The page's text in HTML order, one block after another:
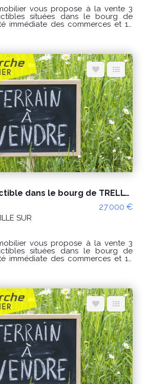
vous propose à la vente 3
situées dans le bourg de
immédiate des commerces et 10
charge vendeur. - Référence
exposé sont disponibles sur le
» Pour visiter,
DELAMARCHE immobilier de
au 02 33 46 96 79.
Terrain constructible dans le bourg de TRELLY lot 3
27 000 €
SUR
vous propose à la vente 3
situées dans le bourg de
immédiate des commerces et 10
vendeur. - Référence :
exposé sont disponibles sur le
» Pour visiter,
DELAMARCHE immobilier de
au 02 33 46 96 79.